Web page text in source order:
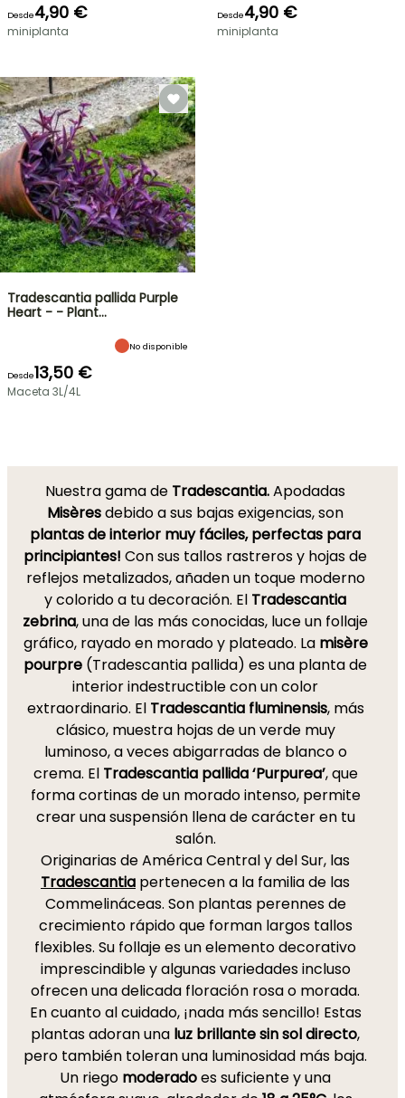
Desde4,90 €
miniplanta
Desde4,90 €
miniplanta
Tradescantia pallida Purple
Heart - - Plant…
No disponible
Desde13,50 €
Maceta 3L/4L
Nuestra gama de Tradescantia.Apodadas
Misèresdebido a sus bajas exigencias, son
plantas de interior muy fáciles, perfectas para
principiantes! Con sus tallos rastreros y hojas de
reflejos metalizados, añaden un toque moderno
y colorido a tu decoración. El Tradescantia
zebrina, una de las más conocidas, luce un follaje
gráfico, rayado en morado y plateado. La misère
pourpre (Tradescantia pallida) es una planta de
interior indestructible con un color
extraordinario. El Tradescantia fluminensis, más
clásico, muestra hojas de un verde muy
luminoso, a veces abigarradas de blanco o
crema. El Tradescantia pallida ‘Purpurea’, que
forma cortinas de un morado intenso, permite
crear una suspensión llena de carácter en tu
salón.
Originarias de América Central y del Sur, las
Tradescantia pertenecen a la familia de las
Commelináceas. Son plantas perennes de
crecimiento rápido que forman largos tallos
flexibles. Su follaje es un elemento decorativo
imprescindible y algunas variedades incluso
ofrecen una delicada floración rosa o morada.
En cuanto al cuidado, ¡nada más sencillo! Estas
plantas adoran una luz brillante sin sol directo,
pero también toleran una luminosidad más baja.
Un riego moderadoes suficiente y una